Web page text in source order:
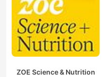
ZOE Science & Nutrition